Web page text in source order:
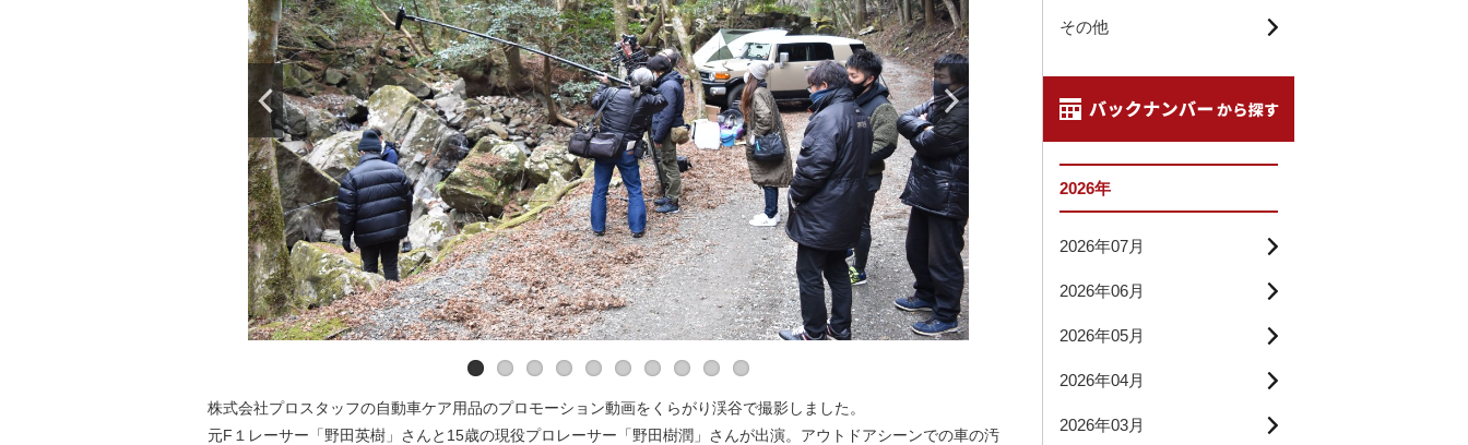
株式会社プロスタッフの自動車ケア用品のプロモーション動画をくらがり渓谷で撮影しました。
元F１レーサー「野田英樹」さんと15歳の現役プロレーサー「野田樹潤」さんが出演。アウトドアシーンでの車の汚
その他
2026年
2026年07月
2026年06月
2026年05月
2026年04月
2026年03月